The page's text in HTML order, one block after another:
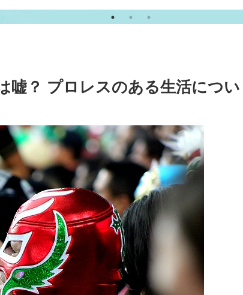
嘘？ プロレスのある生活につい